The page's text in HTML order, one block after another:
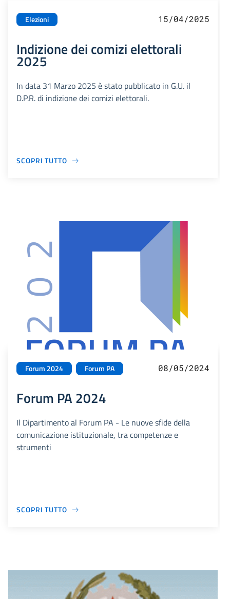
Elezioni 15/04/2025
Indizione dei comizi elettorali
2025
In data 31 Marzo 2025 è stato pubblicato in G.U. il
D.P.R. di indizione dei comizi elettorali.
SCOPRI TUTTO
Forum 2024 Forum PA 08/05/2024
Forum PA 2024
Il Dipartimento al Forum PA - Le nuove sfide della
comunicazione istituzionale, tra competenze e
strumenti
SCOPRI TUTTO